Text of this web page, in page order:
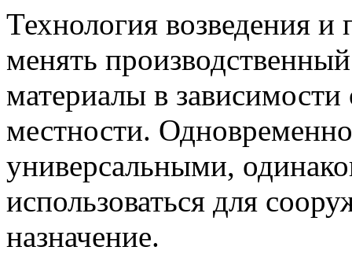
Технология возведения
менять
материалы в
местности.
универсальными,
использоваться для
назначение.